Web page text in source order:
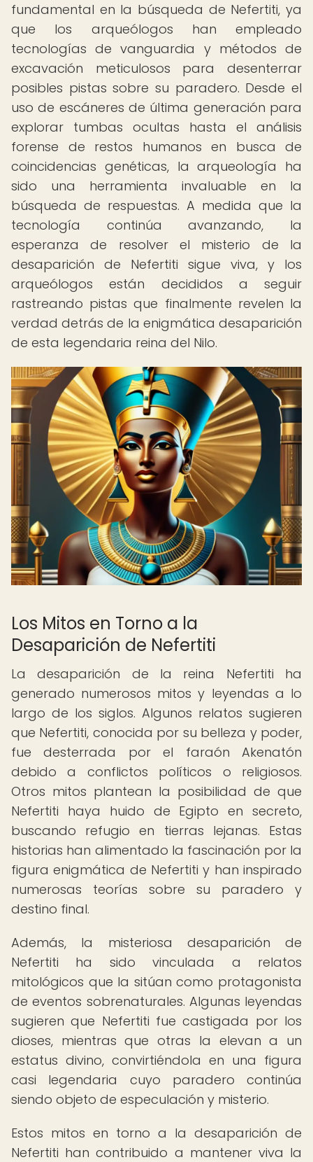
fundamental en la búsqueda de Nefertiti, ya
que los arqueólogos han empleado
tecnologías de vanguardia y métodos de
excavación meticulosos para desenterrar
posibles pistas sobre su paradero. Desde el
uso de escáneres de última generación para
explorar tumbas ocultas hasta el análisis
forense de restos humanos en busca de
coincidencias genéticas, la arqueología ha
sido una herramienta invaluable en la
búsqueda de respuestas. A medida que la
tecnología continúa avanzando, la
esperanza de resolver el misterio de la
desaparición de Nefertiti sigue viva, y los
arqueólogos están decididos a seguir
rastreando pistas que finalmente revelen la
verdad detrás de la enigmática desaparición
de esta legendaria reina del Nilo.
Los Mitos en Torno a la
Desaparición de Nefertiti
La desaparición de la reina Nefertiti ha
generado numerosos mitos y leyendas a lo
largo de los siglos. Algunos relatos sugieren
que Nefertiti, conocida por su belleza y poder,
fue desterrada por el faraón Akenatón
debido a conflictos políticos o religiosos.
Otros mitos plantean la posibilidad de que
Nefertiti haya huido de Egipto en secreto,
buscando refugio en tierras lejanas. Estas
historias han alimentado la fascinación por la
figura enigmática de Nefertiti y han inspirado
numerosas teorías sobre su paradero y
destino final.
Además, la misteriosa desaparición de
Nefertiti ha sido vinculada a relatos
mitológicos que la sitúan como protagonista
de eventos sobrenaturales. Algunas leyendas
sugieren que Nefertiti fue castigada por los
dioses, mientras que otras la elevan a un
estatus divino, convirtiéndola en una figura
casi legendaria cuyo paradero continúa
siendo objeto de especulación y misterio.
Estos mitos en torno a la desaparición de
Nefertiti han contribuido a mantener viva la